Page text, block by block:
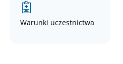
Warunki uczestnictwa